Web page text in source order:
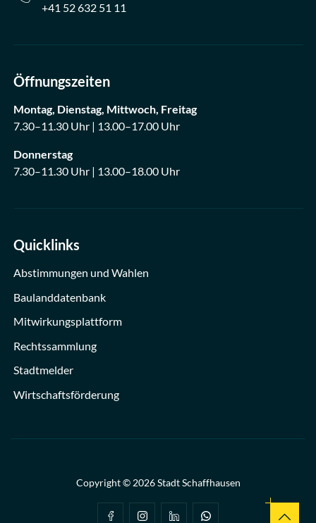
+41 52 632 51 11
Öffnungszeiten
Montag, Dienstag, Mittwoch, Freitag
7.30–11.30 Uhr | 13.00–17.00 Uhr
Donnerstag
7.30–11.30 Uhr | 13.00–18.00 Uhr
Quicklinks
Abstimmungen und Wahlen
Baulanddatenbank
Mitwirkungsplattform
Rechtssammlung
Stadtmelder
Wirtschaftsförderung
Nach
Copyright © 2026 Stadt Schaffhausen
Footer Social